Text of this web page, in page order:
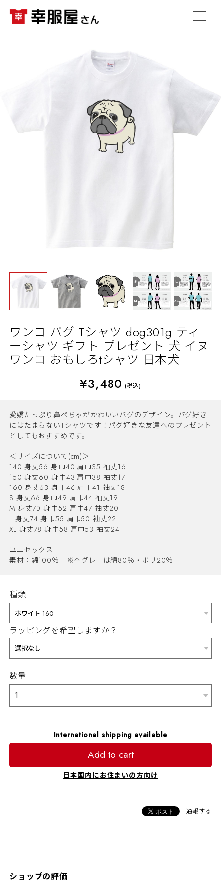
ワンコ パグ Tシャツ dog301g ティ
ーシャツ ギフト プレゼント 犬 イヌ
ワンコ おもしろtシャツ 日本犬
¥3,480 (税込)
愛嬌たっぷり鼻ぺちゃがかわいいパグのデザイン。パグ好き
にはたまらないTシャツです！パグ好きな友達へのプレゼント
としてもおすすめです。
＜サイズについて(cm)＞
140 身丈56 身巾40 肩巾35 袖丈16
150 身丈60 身巾43 肩巾38 袖丈17
160 身丈63 身巾46 肩巾41 袖丈18
S 身丈66 身巾49 肩巾44 袖丈19
M 身丈70 身巾52 肩巾47 袖丈20
L 身丈74 身巾55 肩巾50 袖丈22
XL 身丈78 身巾58 肩巾53 袖丈24
ユニセックス
素材：綿100％ ※杢グレーは綿80％・ポリ20％
種類
ラッピングを希望しますか？
数量
International shipping available
Add to cart
日本国内にお住まいの方向け
通報する
ショップの評価